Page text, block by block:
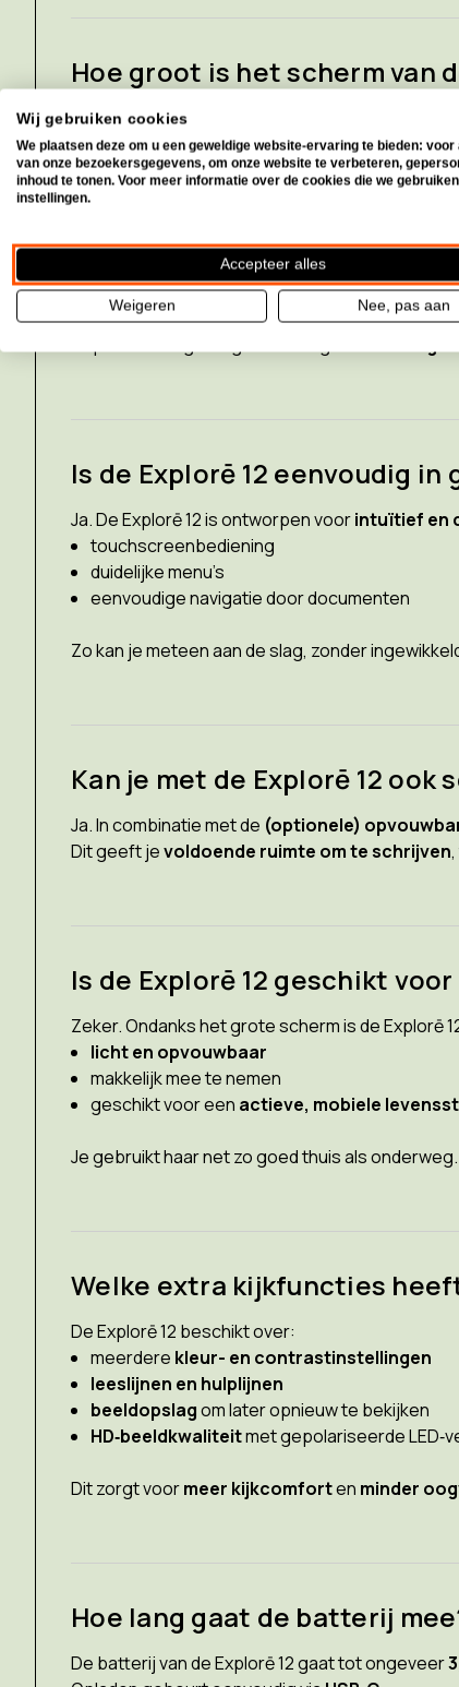
Hoe groot is het scherm van
De Explorē 12 heeft een 12‑inch (30 cm) IPS
Het grote scherm geeft jemeer overzicht,
Hoe sterk vergroot de Explorē
De Explorē 12 biedt eentraploze vergroting
Is de Explorē 12 eenvoudig in
Ja. De Explorē 12 is ontworpen voorintuïtief en
touchscreenbediening
duidelijke menu’s
eenvoudige navigatie door documenten
Zo kan je meteen aan de slag, zonder
Kan je met de Explorē 12 ook
Ja. In combinatie met de (optionele)
Dit geeft jevoldoende ruimte om te schrijven
Is de Explorē 12 geschikt
Zeker. Ondanks het grote scherm is de Explorē
licht en opvouwbaar
makkelijk mee te nemen
geschikt voor een actieve, mobiele
Je gebruikt haar net zo goed thuis als onderweg.
Welke extra kijkfuncties
De Explorē 12 beschikt over:
meerdere kleur- en contrastinstellingen
leeslijnen en hulplijnen
beeldopslagom later opnieuw te bekijken
HD‑beeldkwaliteitmet gepolariseerde
Dit zorgt voormeer kijkcomforten minder
Hoe lang gaat de batterij
De batterij van de Explorē 12 gaat tot ongeveer
Wij gebruiken cookies
We plaatsen deze om u een geweldige website-ervaring te bieden: voor
van onze bezoekersgegevens, om onze website te verbeteren,
inhoud te tonen. Voor meer informatie over de cookies die we
instellingen.
Accepteer alles
Weigeren Nee, pas aan